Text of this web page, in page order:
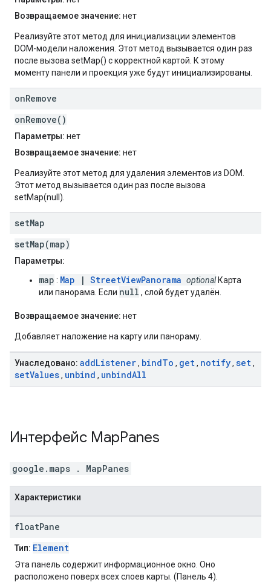
Возвращаемое значение: нет
Реализуйте этот метод для инициализации элементов
DOM-модели наложения. Этот метод вызывается один раз
после вызова setMap() с корректной картой. К этому
моменту панели и проекция уже будут инициализированы.
onRemove
onRemove()
Параметры: нет
Возвращаемое значение: нет
Реализуйте этот метод для удаления элементов из DOM.
Этот метод вызывается один раз после вызова
setMap(null).
setMap
setMap(map)
Параметры:
map : Map | StreetViewPanorama optionalКарта
или панорама. Если null , слой будет удалён.
Возвращаемое значение: нет
Добавляет наложение на карту или панораму.
Унаследовано: addListener, bindTo , get, notify, set,
setValues, unbind , unbindAll
Интерфейс MapPanes
google.maps . MapPanes
Характеристики
floatPane
Тип: Element
Эта панель содержит информационное окно. Оно
расположено поверх всех слоев карты. (Панель 4).